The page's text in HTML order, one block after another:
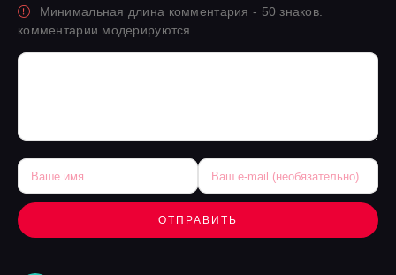
Минимальная длина комментария - 50 знаков.
комментарии модерируются
ОТПРАВИТЬ